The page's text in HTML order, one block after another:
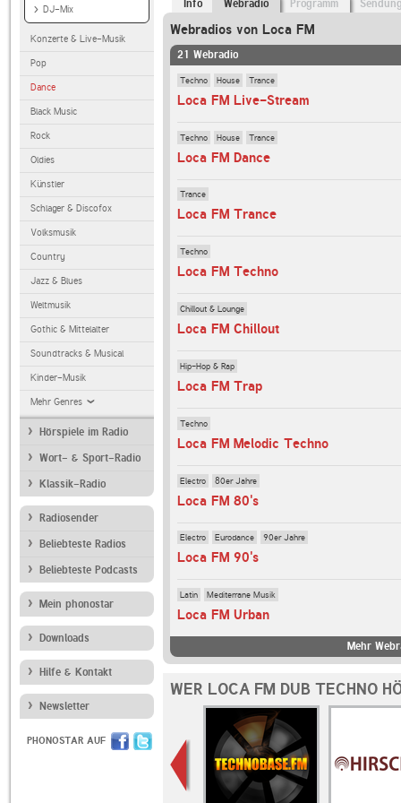
DJ-Mix
Konzerte & Live-Musik
Pop
Dance
Black Music
Rock
Oldies
Künstler
Schlager & Discofox
Volksmusik
Country
Jazz & Blues
Weltmusik
Gothic & Mittelalter
Soundtracks & Musical
Kinder-Musik
Mehr Genres
Hörspiele im Radio
Wort- & Sport-Radio
Klassik-Radio
Radiosender
Beliebteste Radios
Beliebteste Podcasts
Mein phonostar
Downloads
Hilfe & Kontakt
Newsletter
PHONOSTAR AUF
Info Webradio Programm
Webradios von Loca FM
21 Webradio
Techno House Trance
Loca FM Live-Stream
Techno House Trance
Loca FM Dance
Trance
Loca FM Trance
Techno
Loca FM Techno
Chillout & Lounge
Loca FM Chillout
Hip-Hop & Rap
Loca FM Trap
Techno
Loca FM Melodic Techno
Electro 80er Jahre
Loca FM 80's
Electro Eurodance 90er Jahre
Loca FM 90's
Latin Mediterrane Musik
Loca FM Urban
Mehr
WER LOCA FM DUB TECHNO